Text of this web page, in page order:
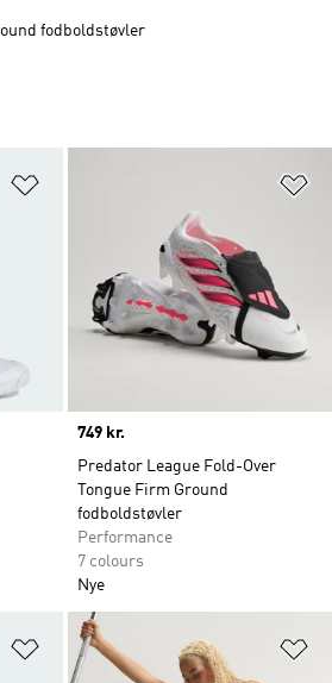
Price
749 kr.
Predator League Fold-Over
Tongue Firm Ground
fodboldstøvler
Performance
7 colours
Nye
Føj til ønskeliste
fodboldstøvler